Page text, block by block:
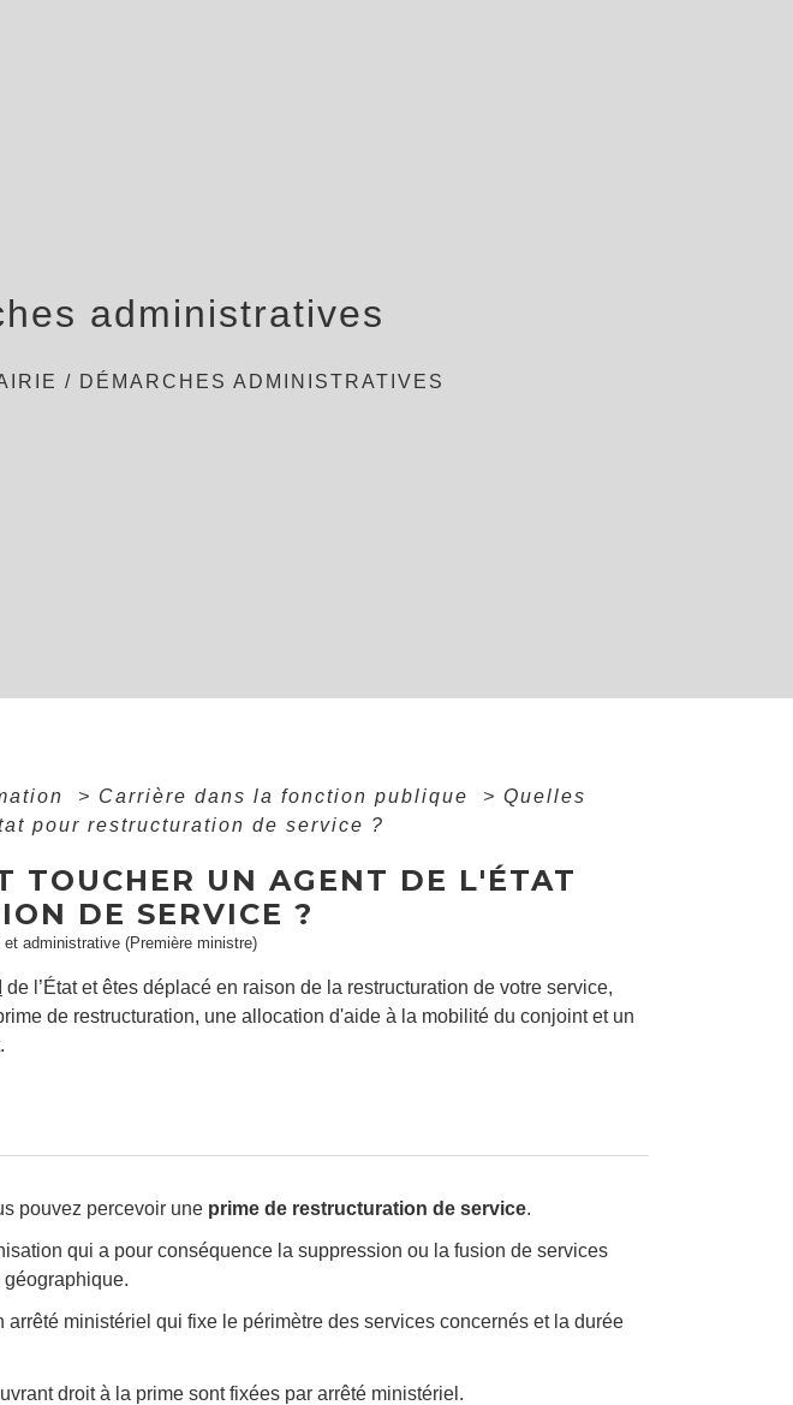
administratives
/ DÉMARCHES ADMINISTRATIVES
> Carrière dans la fonction publique > Quelles
pour restructuration de service ?
TOUCHER UN AGENT DE L'ÉTAT
DE SERVICE ?
administrative (Première ministre)
de l’État et êtes déplacé en raison de la restructuration de votre service,
de restructuration, une allocation d'aide à la mobilité du conjoint et un
pouvez percevoir une prime de restructuration de service.
qui a pour conséquence la suppression ou la fusion de services
ministériel qui fixe le périmètre des services concernés et la durée
droit à la prime sont fixées par arrêté ministériel.